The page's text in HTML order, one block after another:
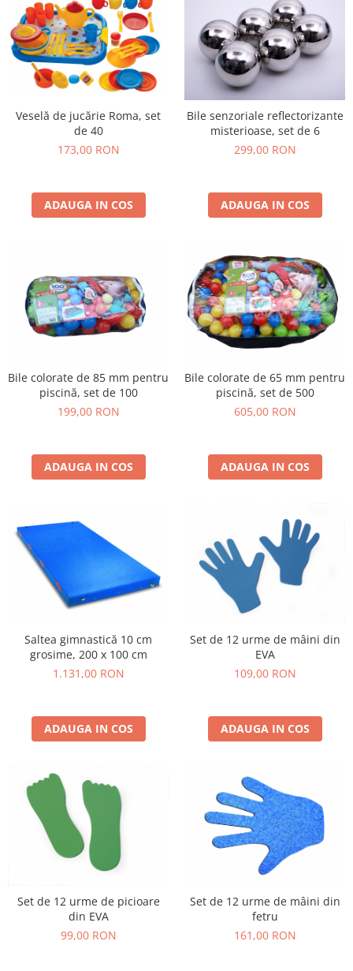
Veselă de jucărie Roma, set
de 40
173,00 RON
ADAUGA IN COS
Bile senzoriale reflectorizante
misterioase, set de 6
299,00 RON
ADAUGA IN COS
Bile colorate de 85 mm pentru
piscină, set de 100
199,00 RON
ADAUGA IN COS
Bile colorate de 65 mm pentru
piscină, set de 500
605,00 RON
ADAUGA IN COS
Saltea gimnastică 10 cm
grosime, 200 x 100 cm
1.131,00 RON
ADAUGA IN COS
Set de 12 urme de mâini din
EVA
109,00 RON
ADAUGA IN COS
Set de 12 urme de picioare
din EVA
99,00 RON
Set de 12 urme de mâini din
fetru
161,00 RON